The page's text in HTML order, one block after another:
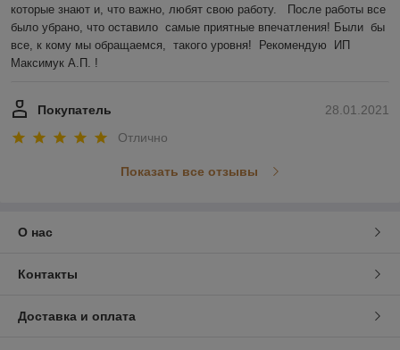
которые знают и, что важно, любят свою работу.   После работы все
было убрано, что оставило  самые приятные впечатления! Были  бы
все, к кому мы обращаемся,  такого уровня!  Рекомендую  ИП
Максимук А.П. !
28.01.2021
Покупатель
Отлично
Показать все отзывы
О нас
Контакты
Доставка и оплата